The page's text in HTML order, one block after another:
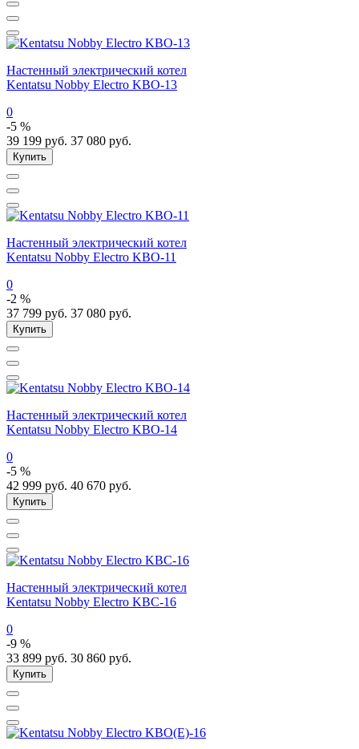
Настенный электрический котел
Kentatsu Nobby Electro KBO-13
0
-5 %
39 199 руб. 37 080 руб.
Купить
Настенный электрический котел
Kentatsu Nobby Electro KBO-11
0
-2 %
37 799 руб. 37 080 руб.
Купить
Настенный электрический котел
Kentatsu Nobby Electro KBO-14
0
-5 %
42 999 руб. 40 670 руб.
Купить
Настенный электрический котел
Kentatsu Nobby Electro KBC-16
0
-9 %
33 899 руб. 30 860 руб.
Купить